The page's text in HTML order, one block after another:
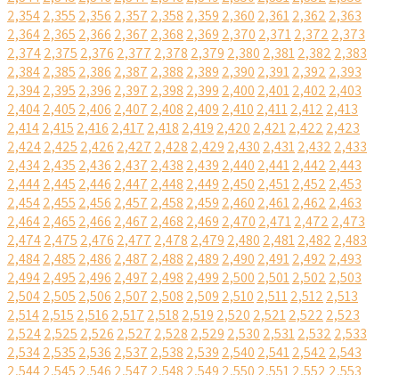
2,3542,355 2,356 2,357 2,358 2,359 2,360 2,3612,362 2,363
2,3642,365 2,366 2,367 2,368 2,369 2,370 2,3712,372 2,373
2,3742,375 2,376 2,377 2,378 2,379 2,380 2,3812,382 2,383
2,3842,385 2,386 2,387 2,388 2,389 2,390 2,3912,392 2,393
2,3942,395 2,396 2,397 2,398 2,399 2,400 2,4012,402 2,403
2,4042,405 2,406 2,407 2,408 2,409 2,410 2,4112,412 2,413
2,4142,415 2,416 2,417 2,418 2,419 2,420 2,4212,422 2,423
2,4242,425 2,426 2,427 2,428 2,429 2,430 2,4312,432 2,433
2,4342,435 2,436 2,437 2,438 2,439 2,440 2,4412,442 2,443
2,4442,445 2,446 2,447 2,448 2,449 2,450 2,4512,452 2,453
2,4542,455 2,456 2,457 2,458 2,459 2,460 2,4612,462 2,463
2,4642,465 2,466 2,467 2,468 2,469 2,470 2,4712,472 2,473
2,4742,475 2,476 2,477 2,478 2,479 2,480 2,4812,482 2,483
2,4842,485 2,486 2,487 2,488 2,489 2,490 2,4912,492 2,493
2,4942,495 2,496 2,497 2,498 2,499 2,500 2,5012,502 2,503
2,5042,505 2,506 2,507 2,508 2,509 2,510 2,5112,512 2,513
2,5142,515 2,516 2,517 2,518 2,519 2,520 2,5212,522 2,523
2,5242,525 2,526 2,527 2,528 2,529 2,530 2,5312,532 2,533
2,5342,535 2,536 2,537 2,538 2,539 2,540 2,5412,542 2,543